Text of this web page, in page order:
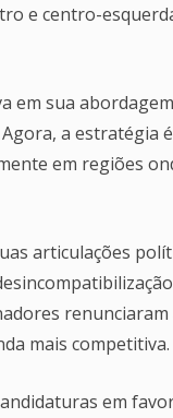
e centro-
em sua
a estratégia
em regiões
articulações
mais competitiva.
em